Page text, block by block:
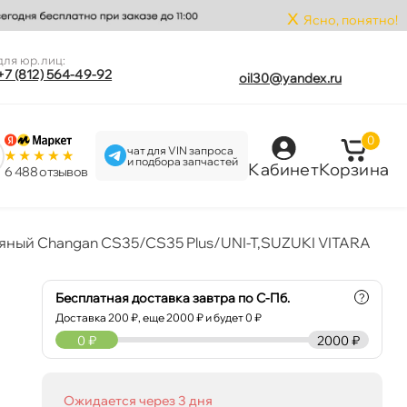
x Ясно, понятно!
юр.лиц:
(812) 564-49-92 oil30@yandex.ru
6 488 отзыво
чат для VIN запроса
и подбора запчастей
Кабинет
0
Корзина
Changan CS35/CS35 Plus/UNI-T,SUZUKI VITARA
Бесплатная доставка завтра по С-Пб.
Доставка200 ₽, еще2000 ₽ и будет 0 ₽
?
2000 ₽
0 ₽
Ожидается через 3 дня